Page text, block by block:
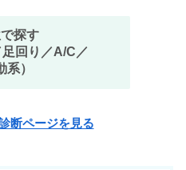
探す
足回り／A/C／
系）
断ページを見る